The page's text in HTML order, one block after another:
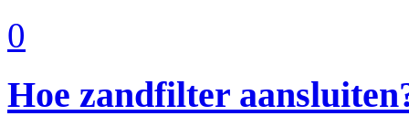
0
Hoe zandfilter